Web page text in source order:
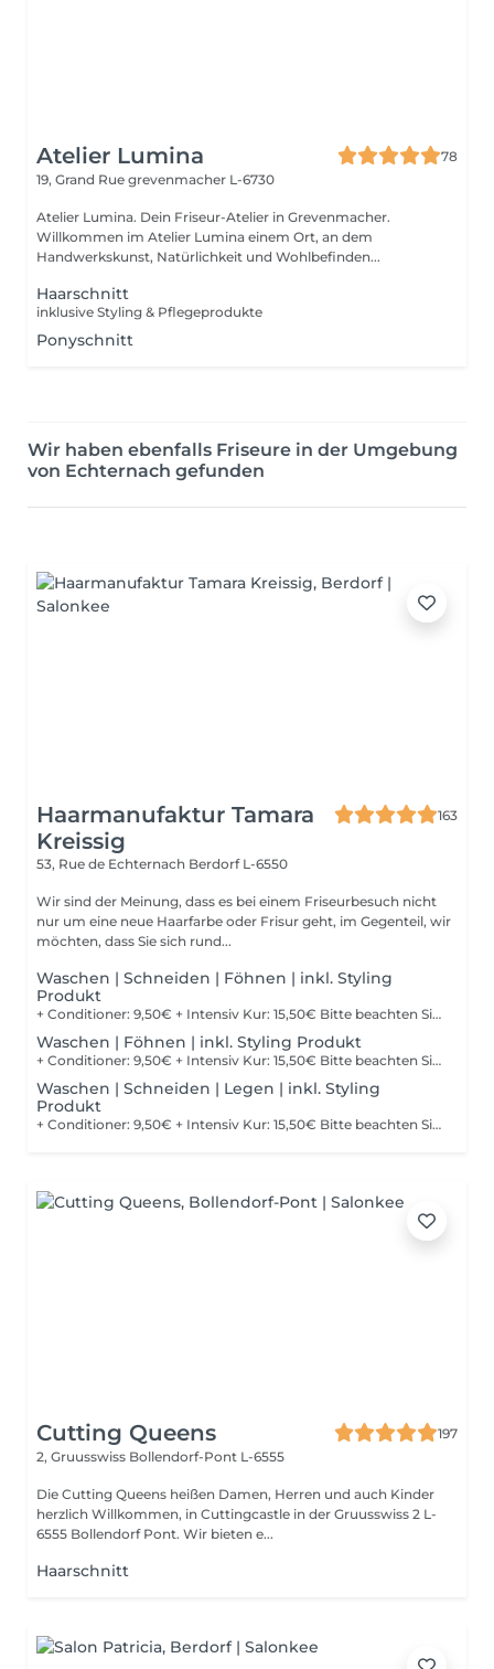
Atelier Lumina
78
19, Grand Rue grevenmacher L-6730
Atelier Lumina. Dein Friseur-Atelier in Grevenmacher.
Willkommen im Atelier Lumina einem Ort, an dem
Handwerkskunst, Natürlichkeit und Wohlbefinden...
Haarschnitt
inklusive Styling & Pflegeprodukte
Ponyschnitt
Wir haben ebenfalls Friseure in der Umgebung
von Echternach gefunden
Haarmanufaktur Tamara
Kreissig
163
53, Rue de Echternach Berdorf L-6550
Wir sind der Meinung, dass es bei einem Friseurbesuch nicht
nur um eine neue Haarfarbe oder Frisur geht, im Gegenteil, wir
möchten, dass Sie sich rund...
Waschen | Schneiden | Föhnen | inkl. Styling
Produkt
+ Conditioner: 9,50€ + Intensiv Kur: 15,50€ Bitte beachten Sie, dass bei einer falsch ausgewählten Buchungsoption keine Garantie für die Erbringung der Dienstleistung besteht. Danke für Ihr Verständnis.
Waschen | Föhnen | inkl. Styling Produkt
+ Conditioner: 9,50€ + Intensiv Kur: 15,50€ Bitte beachten Sie, dass bei einer falsch ausgewählten Buchungsoption keine Garantie für die Erbringung der Dienstleistung besteht. Danke für Ihr Verständnis.
Waschen | Schneiden | Legen | inkl. Styling
Produkt
+ Conditioner: 9,50€ + Intensiv Kur: 15,50€ Bitte beachten Sie, dass bei einer falsch ausgewählten Buchungsoption keine Garantie für die Erbringung der Dienstleistung besteht. Danke für Ihr Verständnis.
Cutting Queens
197
2, Gruusswiss Bollendorf-Pont L-6555
Die Cutting Queens heißen Damen, Herren und auch Kinder
herzlich Willkommen, in Cuttingcastle in der Gruusswiss 2 L-
6555 Bollendorf Pont. Wir bieten e...
Haarschnitt